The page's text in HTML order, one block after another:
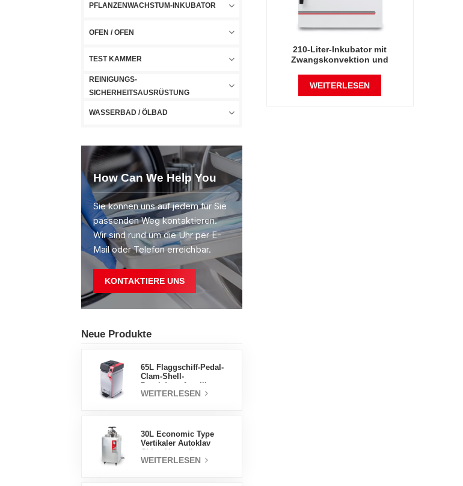
PFLANZENWACHSTUM-INKUBATOR
OFEN / OFEN
TEST KAMMER
REINIGUNGS-
SICHERHEITSAUSRÜSTUNG
WASSERBAD / ÖLBAD
How Can We Help You
Sie können uns auf jedem für Sie
passenden Weg kontaktieren.
Wir sind rund um die Uhr per E-
Mail oder Telefon erreichbar.
KONTAKTIERE UNS
Neue Produkte
65L Flaggschiff-Pedal-
Clam-Shell-
Fabrik
WEITERLESEN
30L Economic Type
Vertikaler Autoklav
Druckdampfsterilisator
WEITERLESEN
210-Liter-Inkubator mit
Zwangskonvektion und
WEITERLESEN